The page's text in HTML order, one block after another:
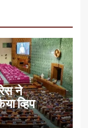
ने
व्हिप